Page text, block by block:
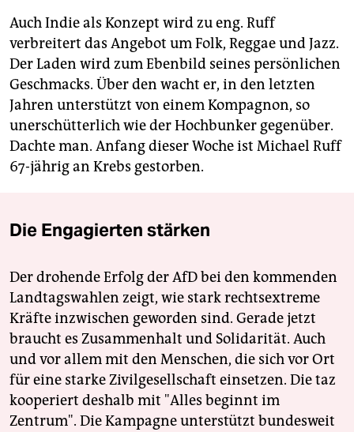
Auch Indie als Konzept wird zu eng. Ruff
verbreitert das Angebot um Folk, Reggae und Jazz.
Der Laden wird zum Ebenbild seines persönlichen
Geschmacks. Über den wacht er, in den letzten
Jahren unterstützt von einem Kompagnon, so
unerschütterlich wie der Hochbunker gegenüber.
Dachte man. Anfang dieser Woche ist Michael Ruff
67-jährig an Krebs gestorben.
Die Engagierten stärken
Der drohende Erfolg der AfD bei den kommenden
Landtagswahlen zeigt, wie stark rechtsextreme
Kräfte inzwischen geworden sind. Gerade jetzt
braucht es Zusammenhalt und Solidarität. Auch
und vor allem mit den Menschen, die sich vor Ort
für eine starke Zivilgesellschaft einsetzen. Die taz
kooperiert deshalb mit "Alles beginnt im
Zentrum". Die Kampagne unterstützt bundesweit